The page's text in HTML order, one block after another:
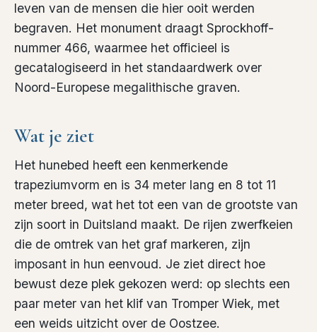
leven van de mensen die hier ooit werden
begraven. Het monument draagt Sprockhoff-
nummer 466, waarmee het officieel is
gecatalogiseerd in het standaardwerk over
Noord-Europese megalithische graven.
Wat je ziet
Het hunebed heeft een kenmerkende
trapeziumvorm en is 34 meter lang en 8 tot 11
meter breed, wat het tot een van de grootste van
zijn soort in Duitsland maakt. De rijen zwerfkeien
die de omtrek van het graf markeren, zijn
imposant in hun eenvoud. Je ziet direct hoe
bewust deze plek gekozen werd: op slechts een
paar meter van het klif van Tromper Wiek, met
een weids uitzicht over de Oostzee.